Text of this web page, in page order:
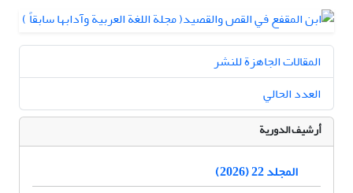
المقالات الجاهزة للنشر
العدد الحالي
أرشيف الدورية
المجلد 22 (2026)